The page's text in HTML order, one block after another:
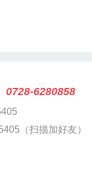
0728-6280858
（扫描加好友）